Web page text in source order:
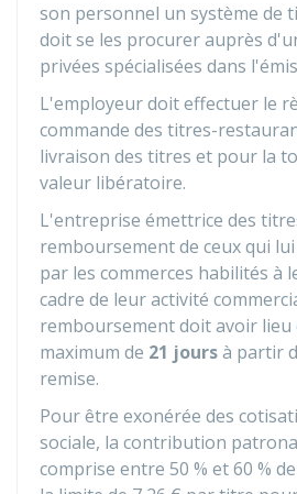
son personnel un système de
doit se les procurer auprès
privées spécialisées dans
L'employeur doit effectuer le
commande des titres-
livraison des titres et pour la
valeur libératoire.
L'entreprise émettrice des
remboursement de ceux qui
par les commerces habilités à
cadre de leur activité
remboursement doit avoir lieu
maximum de 21 joursà partir
remise.
Pour être exonérée des
sociale, la contribution
comprise entre 50 % et60 %